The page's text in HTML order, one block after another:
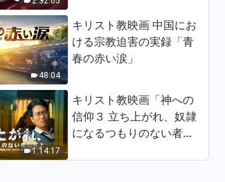
48:04
キリスト教映画 中国にお
ける宗教迫害の実録「青
春の赤い涙」
1:14:17
キリスト教映画「神への
信仰３ 立ち上がれ、奴隷
になるつもりのない者た